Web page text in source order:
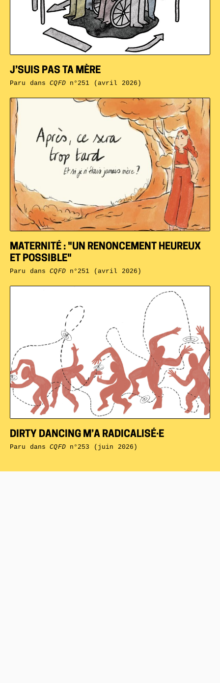
DIRTY DANCING M’A RADICALISÉ·E
Paru dansCQFDn°253 (juin 2026)
MATERNITÉ : "UN RENONCEMENT HEUREUX
ET POSSIBLE"
Paru dansCQFDn°251 (avril 2026)
J’SUIS PAS TA MÈRE
Paru dansCQFDn°251 (avril 2026)